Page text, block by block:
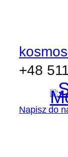
+48
Napisz do